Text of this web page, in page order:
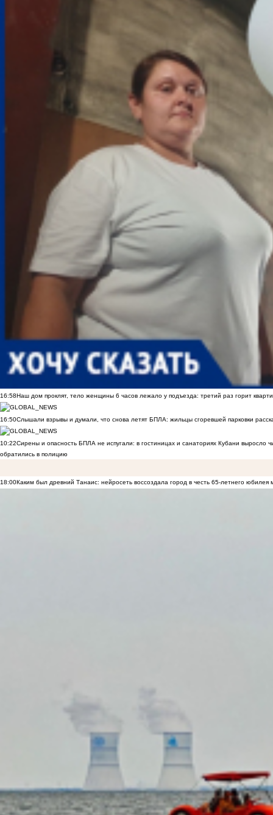
16:58Наш дом проклят, тело женщины 6 часов лежало у подъезда: третий раз горит
16:50Слышали взрывы и думали, что снова летят БПЛА: жильцы сгоревшей парковки
10:22Сирены и опасность БПЛА не испугали: в гостиницах и санаториях Кубани выросло
обратились в полицию
18:00Каким был древний Танаис: нейросеть воссоздала город в честь 65-летнего юбилея